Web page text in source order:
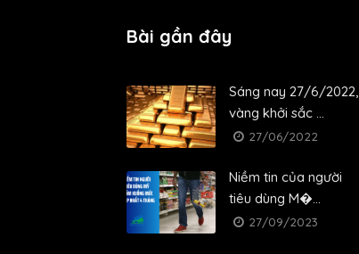
Bài gần đây
Sáng nay 27/6/2022,
vàng khởi sắc ...
27/06/2022
Niềm tin của người
tiêu dùng M�...
27/09/2023